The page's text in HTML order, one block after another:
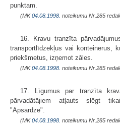
punktam.
(MK04.08.1998. noteikumu Nr.285
16. Kravu tranzīta
transportlīdzekļus vai konteinerus,
priekšmetus, izņemot zāles.
(MK04.08.1998. noteikumu Nr.285
17. Līgumus par tranzīta
pārvadātājiem atļauts slēgt
"Apsardze".
(MK04.08.1998. noteikumu Nr.285